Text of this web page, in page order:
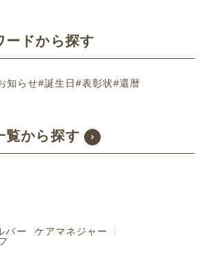
ードから探す
知らせ#誕生日#表彰状#還暦
覧から探す
パー
ケアマネジャー